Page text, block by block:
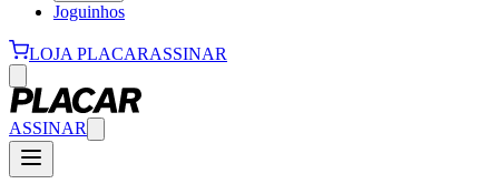
Joguinhos
LOJA PLACARASSINAR
ASSINAR